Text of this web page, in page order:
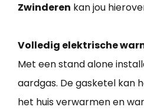
Zwinderen kan jou
Volledig elektrische
Met een stand alone
aardgas. De gasketel kan
het huis verwarmen en